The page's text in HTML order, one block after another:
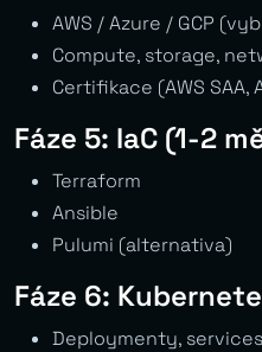
AWS / Azure / GCP
Compute, storage,
Certifikace (AWS SAA,
Fáze 5: IaC (1-2
Terraform
Ansible
Pulumi (alternativa)
Fáze 6:
Deploymenty,